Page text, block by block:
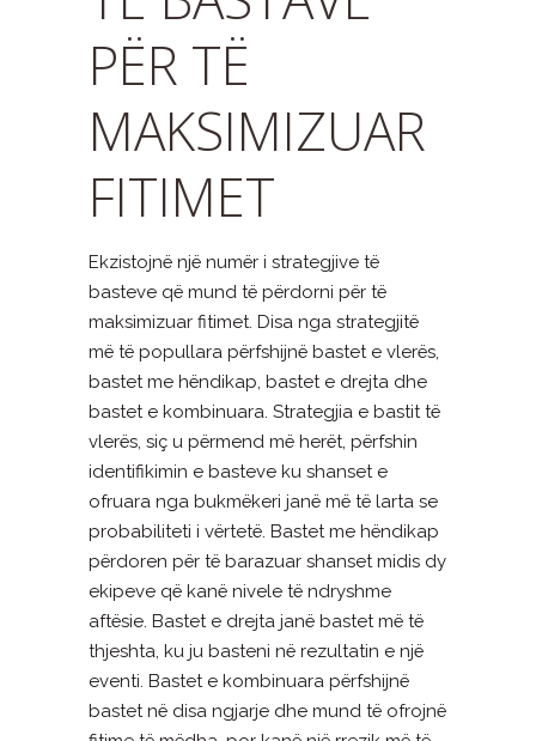
PËR TË
MAKSIMIZUAR
FITIMET
Ekzistojnë një numër i strategjive të
basteve që mund të përdorni për të
maksimizuar fitimet. Disa nga strategjitë
më të popullara përfshijnë bastet e vlerës,
bastet me hëndikap, bastet e drejta dhe
bastet e kombinuara. Strategjia e bastit të
vlerës, siç u përmend më herët, përfshin
identifikimin e basteve ku shanset e
ofruara nga bukmëkeri janë më të larta se
probabiliteti i vërtetë. Bastet me hëndikap
përdoren për të barazuar shanset midis dy
ekipeve që kanë nivele të ndryshme
aftësie. Bastet e drejta janë bastet më të
thjeshta, ku ju basteni në rezultatin e një
eventi. Bastet e kombinuara përfshijnë
bastet në disa ngjarje dhe mund të ofrojnë